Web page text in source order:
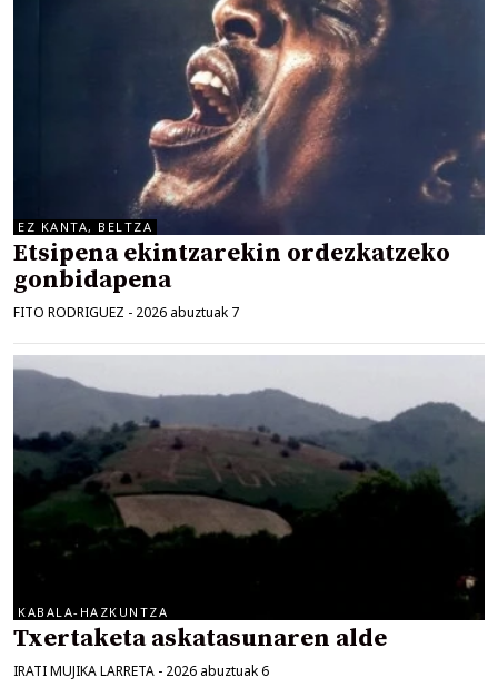
EZ KANTA, BELTZA
Etsipena ekintzarekin ordezkatzeko
gonbidapena
FITO RODRIGUEZ - 2026 abuztuak 7
KABALA-HAZKUNTZA
Txertaketa askatasunaren alde
IRATI MUJIKA LARRETA - 2026 abuztuak 6